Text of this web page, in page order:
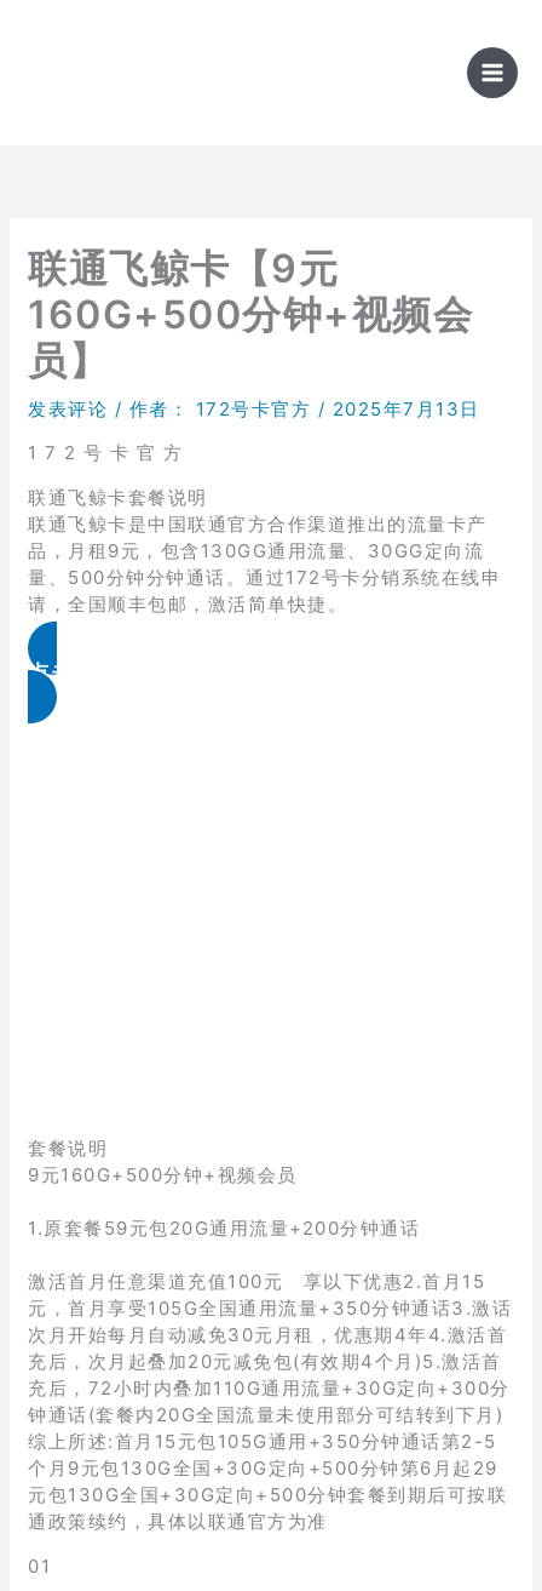
联通飞鲸卡【9元
160G+500分钟+视频会
员】
发表评论 / 作者： 172号卡官方 / 2025年7月13日
1 7 2 号 卡 官 方
联通飞鲸卡套餐说明
联通飞鲸卡是中国联通官方合作渠道推出的流量卡产
品，月租9元，包含130GG通用流量、30GG定向流
量、500分钟分钟通话。通过172号卡分销系统在线申
请，全国顺丰包邮，激活简单快捷。
点击免费领取
套餐说明
9元160G+500分钟+视频会员
1.原套餐59元包20G通用流量+200分钟通话
激活首月任意渠道充值100元 享以下优惠2.首月15
元，首月享受105G全国通用流量+350分钟通话3.激话
次月开始每月自动减免30元月租，优惠期4年4.激活首
充后，次月起叠加20元减免包(有效期4个月)5.激活首
充后，72小时内叠加110G通用流量+30G定向+300分
钟通话(套餐内20G全国流量未使用部分可结转到下月)
综上所述:首月15元包105G通用+350分钟通话第2-5
个月9元包130G全国+30G定向+500分钟第6月起29
元包130G全国+30G定向+500分钟套餐到期后可按联
通政策续约，具体以联通官方为准
01